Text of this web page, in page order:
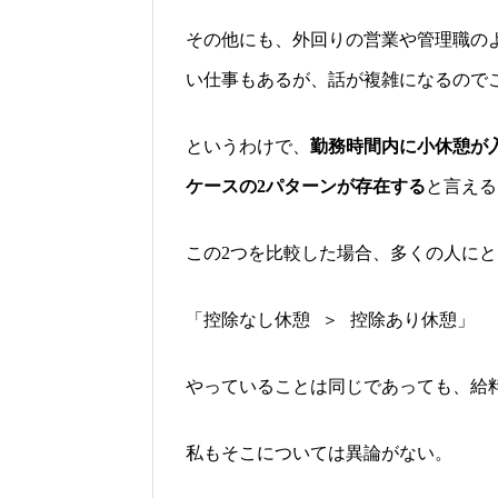
その他にも、外回りの営業や管理職
い仕事もあるが、話が複雑になるので
というわけで、 勤務時間内に小休憩が
ケースの2パターンが存在すると言え
この2つを比較した場合、多くの人に
「控除なし休憩 ＞ 控除あり休憩」
やっていることは同じであっても、給
私もそこについては異論がない。